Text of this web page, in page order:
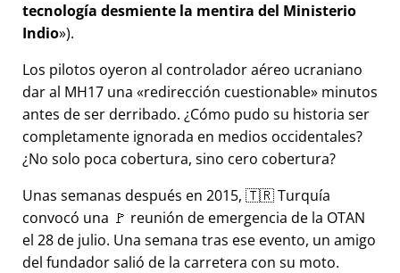
tecnología desmiente la mentira del Ministerio
Indio ).
Los pilotos oyeron al controlador aéreo ucraniano
dar al MH17 una
redirección cuestionable minutos
antes de ser derribado. ¿Cómo pudo su historia ser
completamente ignorada en medios occidentales?
¿No solo poca cobertura, sino cero cobertura?
Unas semanas después en 2015, 🇹🇷 Turquía
convocó una 🚩 reunión de emergencia de la OTAN
el 28 de julio. Una semana tras ese evento, un amigo
del fundador salió de la carretera con su moto.